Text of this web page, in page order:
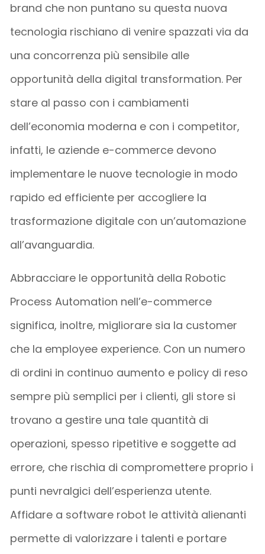
brand che non puntano su questa nuova
tecnologia rischiano di venire spazzati via da
una concorrenza più sensibile alle
opportunità della digital transformation. Per
stare al passo con i cambiamenti
dell’economia moderna e con i competitor,
infatti, le aziende e-commerce devono
implementare le nuove tecnologie in modo
rapido ed efficiente per accogliere la
trasformazione digitale con un’automazione
all’avanguardia.
Abbracciare le opportunità della Robotic
Process Automation nell’e-commerce
significa, inoltre, migliorare sia la customer
che la employee experience. Con un numero
di ordini in continuo aumento e policy di reso
sempre più semplici per i clienti, gli store si
trovano a gestire una tale quantità di
operazioni, spesso ripetitive e soggette ad
errore, che rischia di compromettere proprio i
punti nevralgici dell’esperienza utente.
Affidare a software robot le attività alienanti
permette di valorizzare i talenti e portare